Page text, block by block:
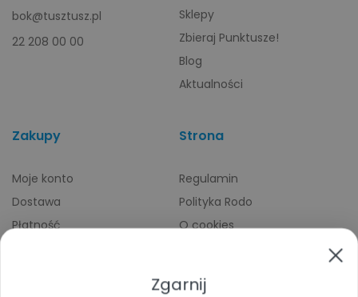
bok@tusztusz.pl
22 208 00 00
Sklepy
Zbieraj Punktusze!
Blog
Aktualności
Zakupy
Moje konto
Dostawa
Płatność
Strona
Regulamin
Polityka Rodo
O cookies
Zgarnij